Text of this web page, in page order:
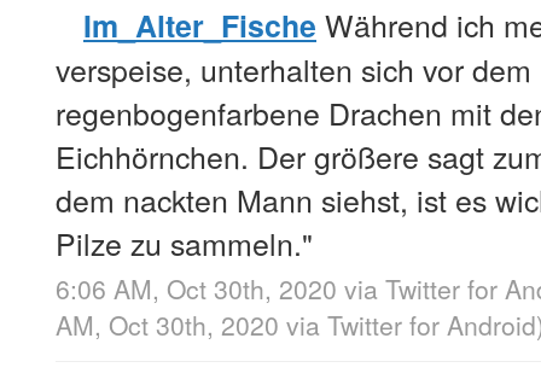
Im_Alter_Fische Während ich
verspeise, unterhalten sich vor
regenbogenfarbene Drachen mit
Eichhörnchen. Der größere sagt
dem nackten Mann siehst, ist es
Pilze zu sammeln."
6:06 AM, Oct 30th, 2020 via Twitter for
AM, Oct 30th, 2020 via Twitter for Android